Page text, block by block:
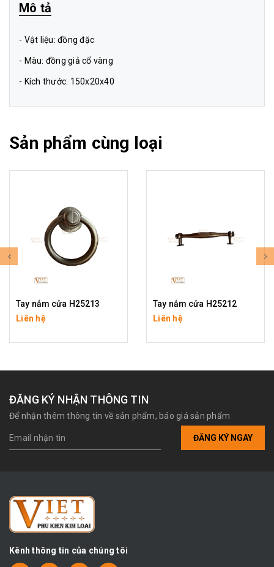
Mô tả
- Vật liệu: đồng đặc
- Màu: đồng giả cổ vàng
- Kích thước: 150x20x40
Sản phẩm cùng loại
Tay nắm cửa H25213
Liên hệ
Tay nắm cửa H25212
Liên hệ
ĐĂNG KÝ NHẬN THÔNG TIN
Để nhận thêm thông tin về sản phẩm, báo giá sản phẩm
ĐĂNG KÝ NGAY
Kênh thông tin của chúng tôi